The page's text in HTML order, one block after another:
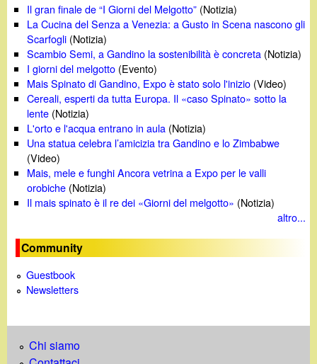
Il gran finale de “I Giorni del Melgotto” (Notizia)
La Cucina del Senza a Venezia: a Gusto in Scena nascono gli
Scarfogli (Notizia)
Scambio Semi, a Gandino la sostenibilità è concreta (Notizia)
I giorni del melgotto (Evento)
Mais Spinato di Gandino, Expo è stato solo l'inizio (Video)
Cereali, esperti da tutta Europa. Il «caso Spinato» sotto la
lente (Notizia)
L'orto e l'acqua entrano in aula (Notizia)
Una statua celebra l’amicizia tra Gandino e lo Zimbabwe
(Video)
Mais, mele e funghi Ancora vetrina a Expo per le valli
orobiche (Notizia)
Il mais spinato è il re dei «Giorni del melgotto» (Notizia)
altro...
Community
Guestbook
Newsletters
Chi siamo